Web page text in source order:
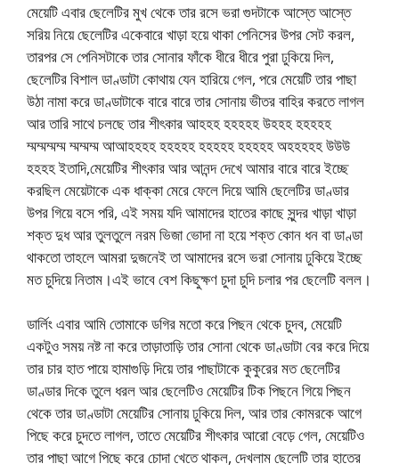
মেয়েটি এবার ছেলেটির মুখ থেকে তার রসে ভরা গুদটাকে আস্তে আস্তে
সরিয় নিয়ে ছেলেটির একেবারে খাড়া হয়ে থাকা পেনিসের উপর সেট করল,
তারপর সে পেনিসটাকে তার সোনার ফাঁকে ধীরে ধীরে পুরা ঢুকিয়ে দিল,
ছেলেটির বিশাল ডাণ্ডাটা কোথায় যেন হারিয়ে গেল, পরে মেয়েটি তার পাছা
উঠা নামা করে ডাণ্ডাটাকে বারে বারে তার সোনায় ভীতর বাহির করতে লাগল
আর তারি সাথে চলছে তার শীৎকার আহহহ হহহহহ উহহহ হহহহহ
ম্মম্মম্মম্ম ম্মম্মম্ম আআহহহহ হহহহহ হহহহহ হহহহহ অহহহহহ উউউ
হহহহ ইতাদি,মেয়েটির শীৎকার আর আনন্দ দেখে আমার বারে বারে ইচ্ছে
করছিল মেয়েটাকে এক ধাক্কা মেরে ফেলে দিয়ে আমি ছেলেটির ডাণ্ডার
উপর গিয়ে বসে পরি, এই সময় যদি আমাদের হাতের কাছে সুন্দর খাড়া খাড়া
শক্ত দুধ আর তুলতুলে নরম ভিজা ভোদা না হয়ে শক্ত কোন ধন বা ডাণ্ডা
থাকতো তাহলে আমরা দুজনেই তা আমাদের রসে ভরা সোনায় ঢুকিয়ে ইচ্ছে
মত চুদিয়ে নিতাম।এই ভাবে বেশ কিছুক্ষণ চুদা চুদি চলার পর ছেলেটি বলল।
ডার্লিং এবার আমি তোমাকে ডগির মতো করে পিছন থেকে চুদব, মেয়েটি
একটুও সময় নষ্ট না করে তাড়াতাড়ি তার সোনা থেকে ডাণ্ডাটা বের করে দিয়ে
তার চার হাত পায়ে হামাগুড়ি দিয়ে তার পাছাটাকে কুকুরের মত ছেলেটির
ডাণ্ডার দিকে তুলে ধরল আর ছেলেটিও মেয়েটির টিক পিছনে গিয়ে পিছন
থেকে তার ডাণ্ডাটা মেয়েটির সোনায় ঢুকিয়ে দিল, আর তার কোমরকে আগে
পিছে করে চুদতে লাগল, তাতে মেয়েটির শীৎকার আরো বেড়ে গেল, মেয়েটিও
তার পাছা আগে পিছে করে চোদা খেতে থাকল, দেখলাম ছেলেটি তার হাতের